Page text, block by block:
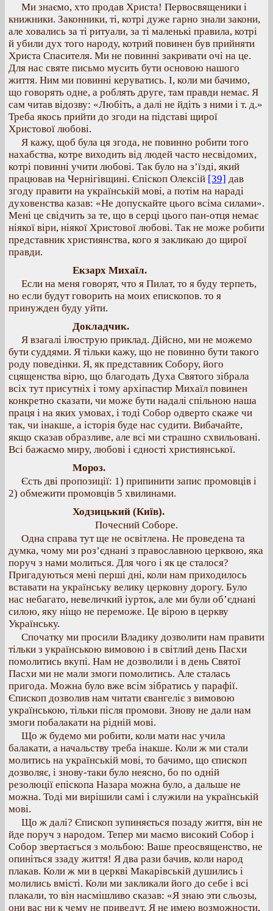
Ми знаємо, хто продав Христа! Первосвященики і
книжники. Законники, ті, котрі дуже гарно знали закони,
але ховались за ті ритуали, за ті маленькі правила, котрі
й убили дух того народу, котрий повинен був прийняти
Христа Спасителя. Ми не повинні закривати очі на це.
Для нас святе письмо мусить бути основою нашого
життя. Ним ми повинні керуватись. І, коли ми бачимо,
що говорять одне, а роблять друге, там правди немає. Я
сам читав відозву: «Любіть, а далі не йдіть з ними і т. д.»
Треба якось прийти до згоди на підставі щирої
Христової любові.
Я кажу, щоб була ця згода, не повинно робити того
нахабства, котре виходить від людей часто несвідомих,
котрі повинні учити любові. Так було на з’їзді, який
працював на Чернігівщині. Єпіскоп Олексій [39] дав
згоду правити на українській мові, а потім на нараді
духовенства казав: «Не допускайте цього всіма силами».
Мені це свідчить за те, що в серці цього пан-отця немає
ніякої віри, ніякої Христової любові. Так не може робити
представник християнства, кого я закликаю до щирої
правди.
Екзарх Михаїл.
Если на меня говорят, что я Пилат, то я буду терпеть,
но если будут говорить на моих епископов. то я
принужден буду уйти.
Докладчик.
Я взагалі ілюструю приклад. Дійсно, ми не можемо
бути суддями. Я тільки кажу, що не повинно бути такого
роду поведінки. Я, як представник Собору, його
сцященства вірю, що благодать Духа Святого зібрала
всіх тут присутніх і тому архіпастир Михаїл повинен
конкретно сказати, чи може бути надалі спільною наша
праця і на яких умовах, і тоді Собор одверто скаже чи
так, чи інакше, а історія буде нас судити. Вибачайте,
якщо сказав образливе, але всі ми страшно схвильовані.
Всі бажаємо миру, любові і єдності християнської.
Мороз.
Єсть дві пропозиції: 1) припинити запис промовців і
2) обмежити промовців 5 хвилинами.
Ходзицький (Київ).
Почесний Соборе.
Одна справа тут ще не освітлена. Не проведена та
думка, чому ми роз’єднані з православною церквою, яка
поруч з нами молиться. Для чого і як це сталося?
Пригадуються мені перші дні, коли нам приходилось
вставати на українську велику церковну дорогу. Було
нас небагато, невеличкий іурток, але ми були об’єднані
силою, яку ніщо не переможе. Це вірою в церкву
Українську.
Спочатку ми просили Владику дозволити нам правити
тільки з українською вимовою і в світлий день Пасхи
помолитись вкупі. Нам не дозволили і в день Святої
Пасхи ми не мали змоги помолитись. Але сталась
пригода. Можна було вже всім зібратись у парафії.
Єпископ дозволив нам читати євангеліє з вимовою
українською, тільки після промови. Знову не дали нам
змоги побалакати на рідній мові.
Що ж будемо ми робити, коли мати нас учила
балакати, а начальству треба інакше. Коли ж ми стали
молитись на українській мові, то бачимо, що єпископ
дозволяє, і знову-таки було неясно, бо по одній
резолюції епіскопа Назара можна було, а дальше не
можна. Тоді ми вирішили самі і служили на українській
мові.
Що ж далі? Єпископ зупиняється позаду життя, він не
йде поруч з народом. Тепер ми маємо високий Собор і
Собор звертаєгься з мольбою: Ваше преосвященство, не
опиніться ззаду життя! Я два рази бачив, коли народ
плакав. Коли ж ми в церкві Макарівській душились і
молились вмісті. Коли ми закликали його до себе і всі
плакали, то він насмішливо сказав: «Я знаю эти сльозы,
они вас ни к чему не приведут. Я не имею возможности,